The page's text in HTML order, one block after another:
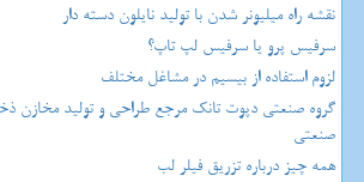
نقشه راه میلیونر شدن با تولید نایلون دسته دار
سرفیس پرو یا سرفیس لپ تاپ؟
لزوم استفاده از بیسیم در مشاغل مختلف
گروه صنعتی دپوت تانک مرجع طراحی و تولید مخازن
صنعتی
همه چیز درباره تزریق فیلر لب